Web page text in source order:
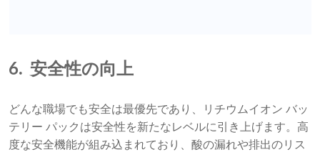
6. 安全性の向上
どんな職場でも安全は最優先であり、リチウムイオン バッ
テリー パックは安全性を新たなレベルに引き上げます。高
度な安全機能が組み込まれており、酸の漏れや排出のリス